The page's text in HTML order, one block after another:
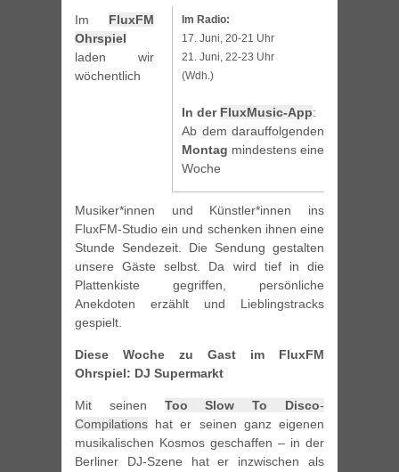
Im Radio:
17. Juni, 20-21 Uhr
21. Juni, 22-23 Uhr
(Wdh.)
In der FluxMusic-App:
Ab dem darauffolgenden
Montag mindestens eine
Woche
Im FluxFM
Ohrspiel
laden wir
wöchentlich
Musiker*innen und Künstler*innen ins
FluxFM-Studio ein und schenken ihnen eine
Stunde Sendezeit. Die Sendung gestalten
unsere Gäste selbst. Da wird tief in die
Plattenkiste gegriffen, persönliche
Anekdoten erzählt und Lieblingstracks
gespielt.
Diese Woche zu Gast im FluxFM
Ohrspiel: DJ Supermarkt
Mit seinen Too Slow To Disco-
Compilations hat er seinen ganz eigenen
musikalischen Kosmos geschaffen – in der
Berliner DJ-Szene hat er inzwischen als